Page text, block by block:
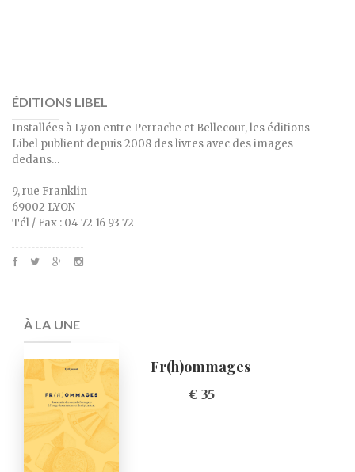
ÉDITIONS LIBEL
Installées à Lyon entre Perrache et Bellecour, les éditions
Libel publient depuis 2008 des livres avec des images
dedans…
9, rue Franklin
69002 LYON
Tél / Fax : 04 72 16 93 72
À LA UNE
Fr(h)ommages
€ 35